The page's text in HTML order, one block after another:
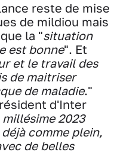
reste de mise
de mildiou mais
la "situation
est bonne". Et
et le travail des
de maitriser
de maladie."
d'Inter
millésime 2023
comme plein,
de belles